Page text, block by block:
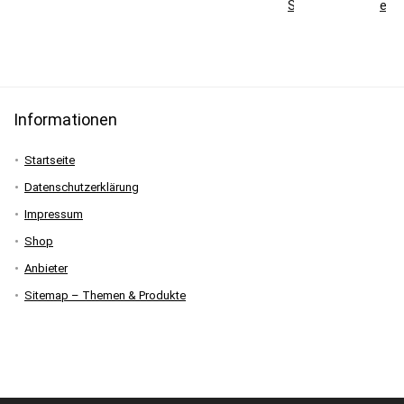
Skisaison
Informationen
Startseite
Datenschutzerklärung
Impressum
Shop
Anbieter
Sitemap – Themen & Produkte